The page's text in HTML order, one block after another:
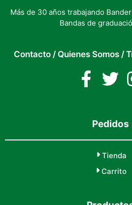
Más de 30 años trabajando
Bandas de
Contacto / Quienes Somos /
Pedidos
Tienda
Carrito